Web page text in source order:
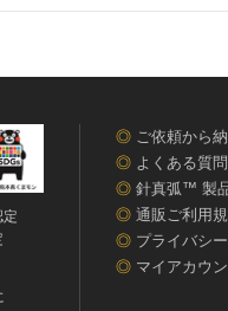
定
◎ ご依頼から
◎ よくある質問
◎ 針真弧™ 製
◎ 通販ご利用
◎ プライバシ
◎ マイアカウン